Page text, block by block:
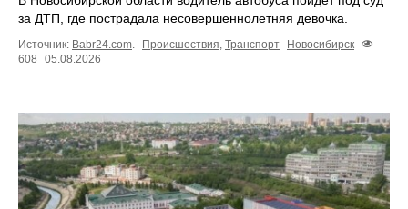
за ДТП, где пострадала несовершеннолетняя девочка.
Источник: Babr24.com. Происшествия, Транспорт
Новосибирск
608
05.08.2026